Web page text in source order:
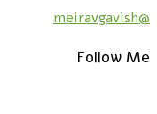
@meiravgavish
Follow Me